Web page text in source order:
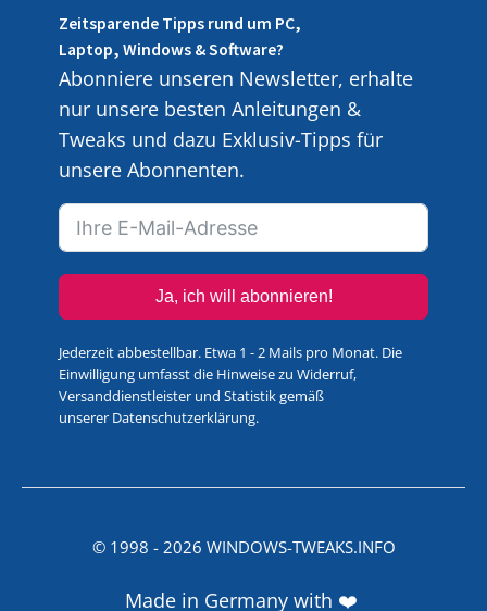
Zeitsparende Tipps rund um PC,
Laptop, Windows & Software?
Abonniere unseren Newsletter, erhalte
nur unsere besten Anleitungen &
Tweaks und dazu Exklusiv-Tipps für
unsere Abonnenten.
Ja, ich will abonnieren!
Jederzeit abbestellbar. Etwa 1 - 2 Mails pro Monat. Die
Einwilligung umfasst die Hinweise zu Widerruf,
Versanddienstleister und Statistik gemäß
unserer Datenschutzerklärung.
© 1998 - 2026 WINDOWS-TWEAKS.INFO
Made in Germany with ❤️